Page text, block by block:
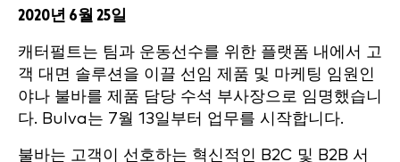
2020년 6월 25일
캐터펄트는 팀과 운동선수를 위한 플랫폼 내에서 고
객 대면 솔루션을 이끌 선임 제품 및 마케팅 임원인
야나 불바를 제품 담당 수석 부사장으로 임명했습니
다. Bulva는 7월 13일부터 업무를 시작합니다.
불바는 고객이 선호하는 혁신적인 B2C 및 B2B 서